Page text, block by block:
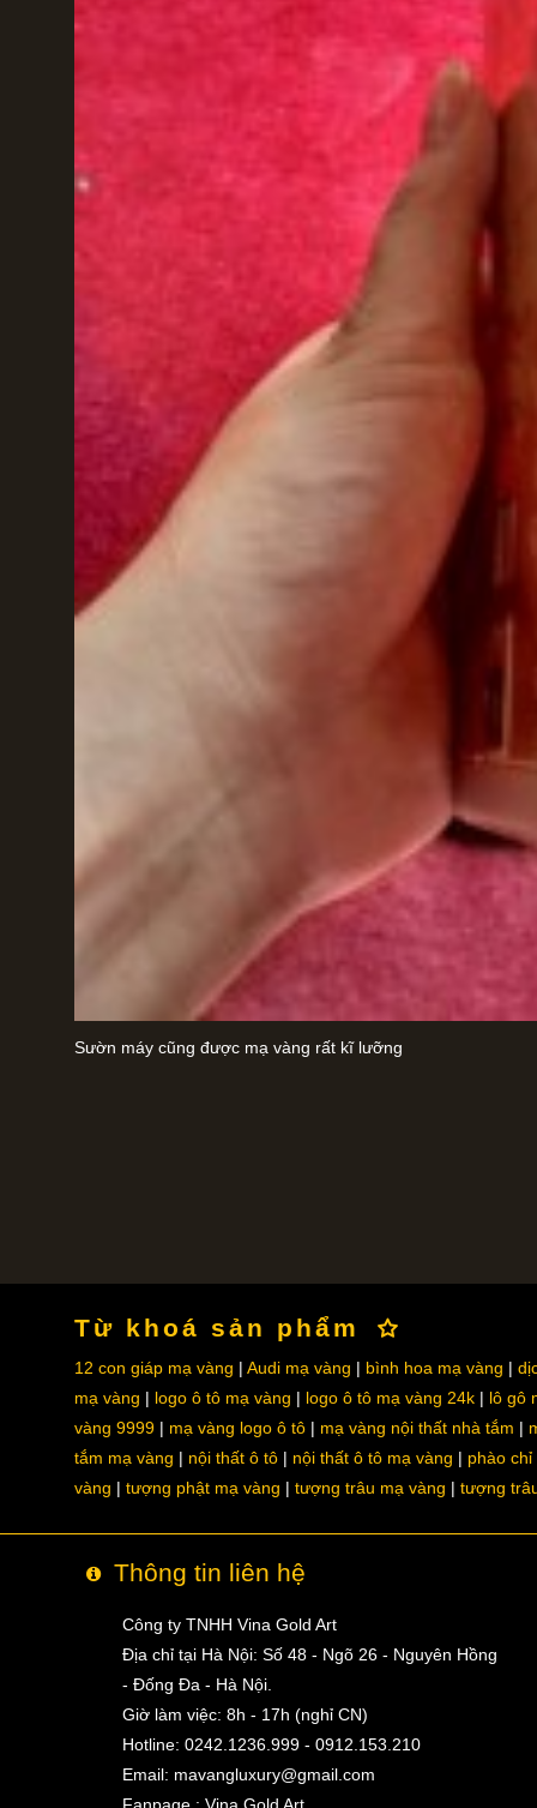
Sườn máy cũng được mạ vàng rất kĩ lưỡng
Từ khoá sản phẩm
12 con giáp mạ vàng Audi mạ vàng bình hoa mạ vàng
mạ vàng
logo ô tô mạ vàng logo ô tô mạ vàng 24k
lô gô
vàng 9999
mạ vàng logo ô tô mạ vàng nội thất nhà tắm
tắm mạ vàng
nội thất ô tô nội thất ô tô mạ vàng
phào chỉ
vàng
tượng phật mạ vàng tượng trâu mạ vàng tượng
Thông tin liên hệ
Công ty TNHH Vina Gold Art
Địa chỉ tại Hà Nội: Số 48 - Ngõ 26 - Nguyên Hồng
- Đống Đa - Hà Nội.
Giờ làm việc: 8h - 17h (nghỉ CN)
Hotline: 0242.1236.999 - 0912.153.210
Email: mavangluxury@gmail.com